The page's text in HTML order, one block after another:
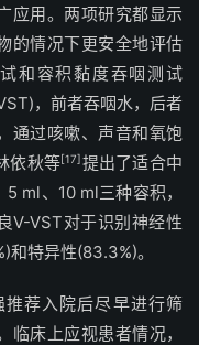
应用。两项研究都显示
的情况下更安全地评估
和容积黏度吞咽测试
，前者吞咽水，后者
通过咳嗽、声音和氧饱
依秋等[17]提出了适合中
ml、10 ml三种容积，
V-VST对于识别神经性
特异性(83.3%)。
荐入院后尽早进行筛
床上应视患者情况，